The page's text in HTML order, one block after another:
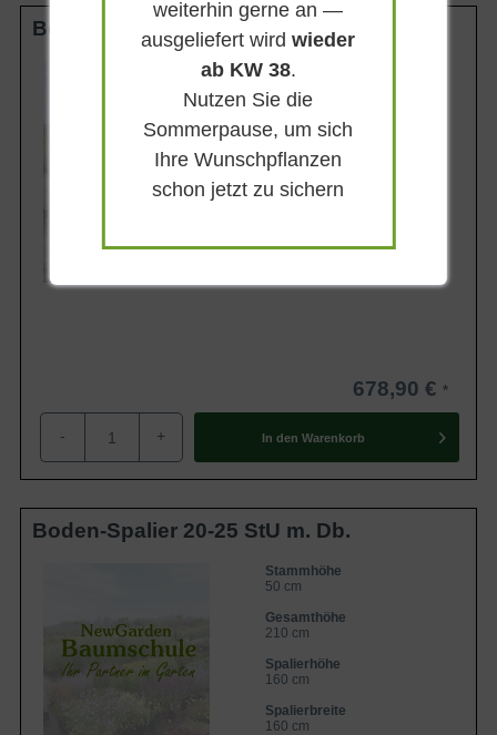
Boden-Spalier 18-20 StU m. Db.
Stammhöhe
210 cm
Spalierhöhe
678,90 €
- + In den Warenkorb
Boden-Spalier 20-25 StU m. Db.
Stammhöhe
50 cm
Gesamthöhe
210 cm
Spalierhöhe
160 cm
Spalierbreite
160 cm
weiterhin gerne an —
ausgeliefert wirdwieder
ab KW 38.
Nutzen Sie die
Sommerpause, um sich
Ihre Wunschpflanzen
schon jetzt zu sichern